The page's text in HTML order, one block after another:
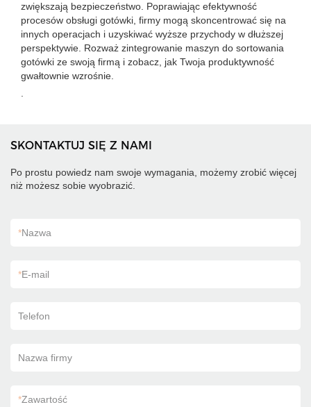
zwiększają bezpieczeństwo. Poprawiając efektywność
procesów obsługi gotówki, firmy mogą skoncentrować się na
innych operacjach i uzyskiwać wyższe przychody w dłuższej
perspektywie. Rozważ zintegrowanie maszyn do sortowania
gotówki ze swoją firmą i zobacz, jak Twoja produktywność
gwałtownie wzrośnie.
SKONTAKTUJ SIĘ Z NAMI
Po prostu powiedz nam swoje wymagania, możemy zrobić więcej
niż możesz sobie wyobrazić.
*Nazwa
*E-mail
Telefon
Nazwa firmy
*Zawartość